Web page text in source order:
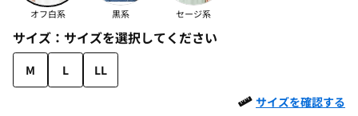
オフ白系 黒系 セージ系
サイズ： サイズを選択してください
M L
LL
サイズを確認する